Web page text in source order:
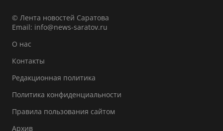
© Лента новостей Саратова
Email: info@news-saratov.ru
О нас
Контакты
Редакционная политика
Политика конфиденциальности
Правила пользования сайтом
Архив